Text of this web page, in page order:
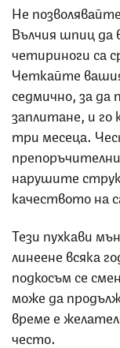
Не
Вълчия шпиц да
четириноги са
Четкайте
седмично, за
заплитане, и го
три месеца.
нарушите
качеството на
Тези пухкави
линеене всяка
подкосъм се
може да
време е
често.